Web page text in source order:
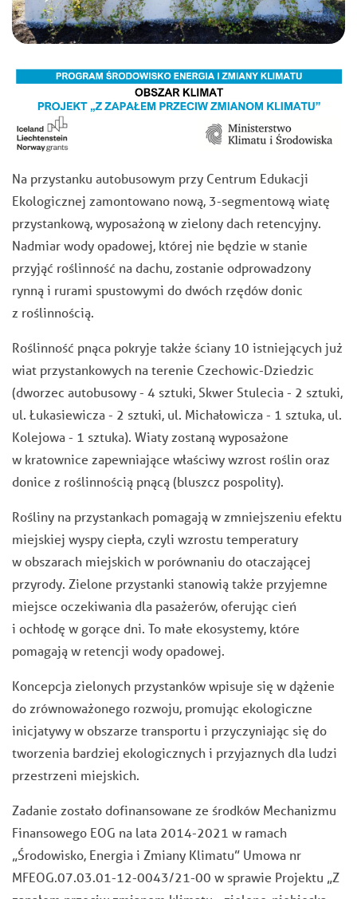
Na przystanku autobusowym przy Centrum Edukacji
Ekologicznej zamontowano nową, 3-segmentową wiatę
przystankową, wyposażoną w zielony dach retencyjny.
Nadmiar wody opadowej, której nie będzie w stanie
przyjąć roślinność na dachu, zostanie odprowadzony
rynną i rurami spustowymi do dwóch rzędów donic
z roślinnością.
Roślinność pnąca pokryje także ściany 10 istniejących już
wiat przystankowych na terenie Czechowic-Dziedzic
(dworzec autobusowy - 4 sztuki, Skwer Stulecia - 2 sztuki,
ul. Łukasiewicza - 2 sztuki, ul. Michałowicza - 1 sztuka, ul.
Kolejowa - 1 sztuka). Wiaty zostaną wyposażone
w kratownice zapewniające właściwy wzrost roślin oraz
donice z roślinnością pnącą (bluszcz pospolity).
Rośliny na przystankach pomagają w zmniejszeniu efektu
miejskiej wyspy ciepła, czyli wzrostu temperatury
w obszarach miejskich w porównaniu do otaczającej
przyrody. Zielone przystanki stanowią także przyjemne
miejsce oczekiwania dla pasażerów, oferując cień
i ochłodę w gorące dni. To małe ekosystemy, które
pomagają w retencji wody opadowej.
Koncepcja zielonych przystanków wpisuje się w dążenie
do zrównoważonego rozwoju, promując ekologiczne
inicjatywy w obszarze transportu i przyczyniając się do
tworzenia bardziej ekologicznych i przyjaznych dla ludzi
przestrzeni miejskich.
Zadanie zostało dofinansowane ze środków Mechanizmu
Finansowego EOG na lata 2014-2021 w ramach
„Środowisko, Energia i Zmiany Klimatu” Umowa nr
MFEOG.07.03.01-12-0043/21-00 w sprawie Projektu „Z